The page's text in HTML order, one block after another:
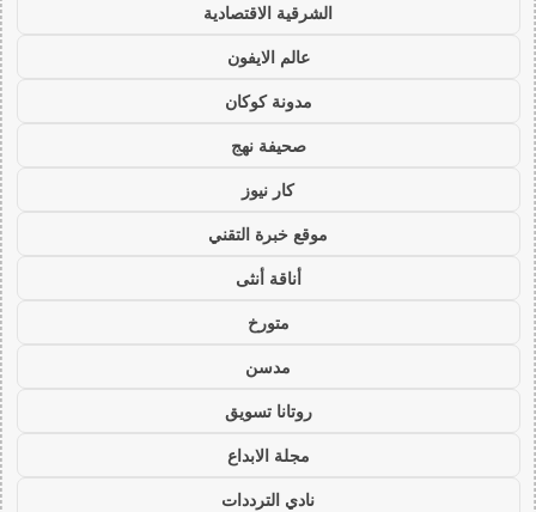
الشرقية الاقتصادية
عالم الايفون
مدونة كوكان
صحيفة نهج
كار نيوز
موقع خبرة التقني
أناقة أنثى
متورخ
مدسن
روتانا تسويق
مجلة الابداع
نادي الترددات